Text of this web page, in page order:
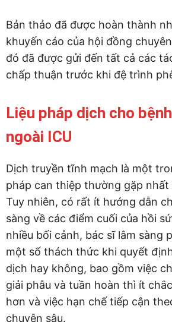
Bản thảo đã được hoàn thành
khuyến cáo của hội đồng
đó đã được gửi đến tất cả các
chấp thuận trước khi đệ trình
Liệu pháp dịch cho
ngoài ICU
Dịch truyền tĩnh mạch là một
pháp can thiệp thường gặp
Tuy nhiên, có rất ít hướng dẫn
sàng về các điểm cuối của hồi
nhiều bối cảnh, bác sĩ lâm sàng
một số thách thức khi quyết
dịch hay không, bao gồm việc
giải phẫu và tuần hoàn thì ít
hơn và việc hạn chế tiếp cận
chuyên sâu.